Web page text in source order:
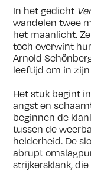
In het gedicht
wandelen twee
het maanlicht.
toch overwint
Arnold
leeftijd om in
Het stuk begint
angst en
beginnen de
tussen de
helderheid. De
abrupt
strijkersklank,